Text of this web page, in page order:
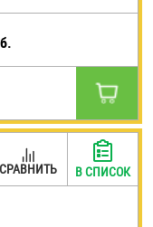
СРАВНИТЬ В СПИСОК